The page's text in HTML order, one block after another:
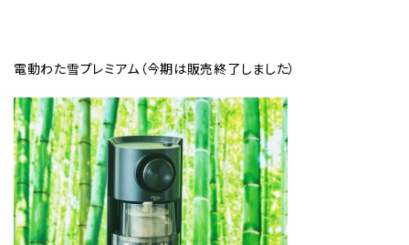
電動わた雪プレミアム（今期は販売終了しました）